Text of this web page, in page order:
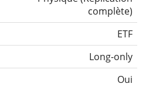
complète)
ETF
Long-only
Oui